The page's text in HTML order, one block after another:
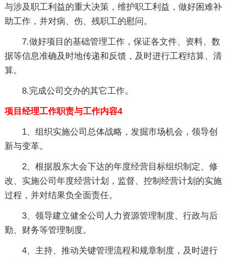
与涉及职工利益的重大决策，维护职工利益，做好困难补
助工作，并对病、伤、残职工的慰问。
7.做好项目的基础管理工作，保证各文件、资料、数
据等信息准确及时地传递和反馈，及时进行工程结算、清
算。
8.完成公司交办的其它工作。
项目经理工作职责与工作内容4
1、组织实施公司总体战略，发掘市场机会，领导创
新与变革。
2、根据股东大会下达的年度经营目标组织制定、修
改、实施公司年度经营计划，监督、控制经营计划的实施
过程，并对结果负全面责任。
3、领导建立健全公司人力资源管理制度、行政与后
勤、财务等管理制度。
4、主持、推动关键管理流程和规章制度，及时进行